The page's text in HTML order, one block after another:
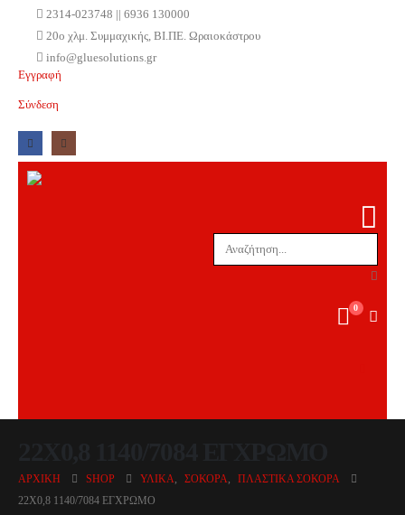
2314-023748 || 6936 130000
20ο χλμ. Συμμαχικής, ΒΙ.ΠΕ. Ωραιοκάστρου
info@gluesolutions.gr
Εγγραφή
Σύνδεση
0
ΑΡΧΙΚΉ SHOP ΥΛΙΚΆ, ΣΌΚΟΡΑ,
ΠΛΑΣΤΙΚΆ ΣΌΚΟΡΑ
22X0,8 1140/7084 ΕΓΧΡΩΜΟ